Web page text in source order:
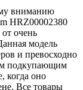
вниманию
HRZ00002380
очень
модель
и превосходно
подкупающим
когда оно
Все товары